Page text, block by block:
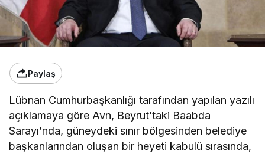
Paylaş
Lübnan Cumhurbaşkanlığı tarafından yapılan yazılı
açıklamaya göre Avn, Beyrut’taki Baabda
Sarayı’nda, güneydeki sınır bölgesinden belediye
başkanlarından oluşan bir heyeti kabulü sırasında,